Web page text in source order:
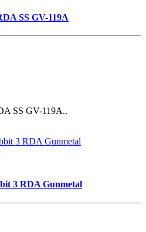
SS GV-119A
SS GV-119A..
3 RDA Gunmetal